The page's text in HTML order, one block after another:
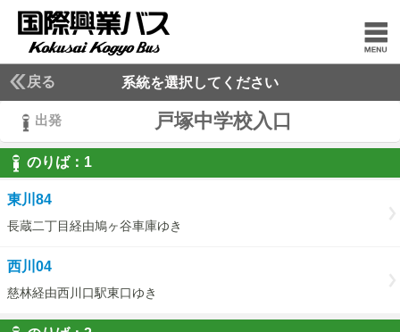
戻る 系統を選択してください
出発 戸塚中学校入口
のりば： 1
1
東川84
長蔵二丁目経由鳩ヶ谷車庫ゆき
西川04
慈林経由西川口駅東口ゆき